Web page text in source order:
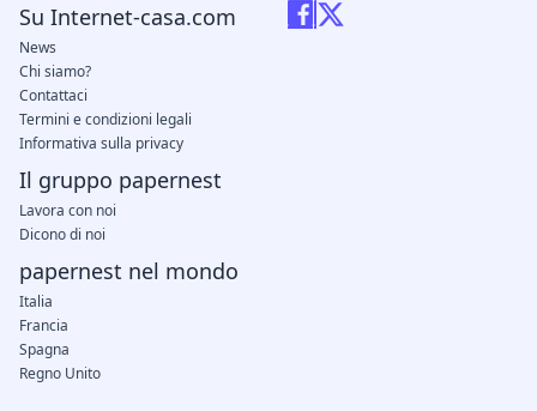
Su Internet-casa.com
News
Chi siamo?
Contattaci
Termini e condizioni legali
Informativa sulla privacy
Il gruppo papernest
Lavora con noi
Dicono di noi
papernest nel mondo
Italia
Francia
Spagna
Regno Unito